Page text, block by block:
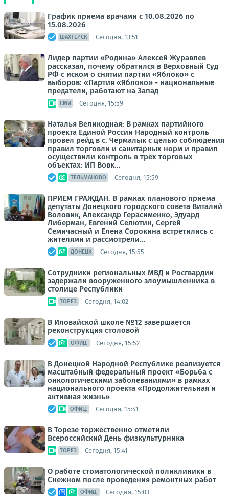
График приема врачами с 10.08.2026 по
15.08.2026
ШАХТЁРСК Сегодня, 13:51
Лидер партии «Родина» Алексей Журавлев
рассказал, почему обратился в Верховный Суд
РФ с иском о снятии партии «Яблоко» с
выборов: «Партия «Яблоко» - национальные
предатели, работают на Запад
СМИ Сегодня, 15:59
Наталья Великодная: В рамках партийного
проекта Единой России Народный контроль
провел рейд в с. Чермалык с целью соблюдения
правил торговли и санитарных норм и правил
осуществили контроль в трёх торговых
объектах: ИП Вовк...
ТЕЛЬМАНОВО Сегодня, 15:59
ПРИЕМ ГРАЖДАН. В рамках планового приема
депутаты Донецкого городского совета Виталий
Воловик, Александр Герасименко, Эдуард
Либерман, Евгений Селютин, Сергей
Семичасный и Елена Сорокина встретились с
жителями и рассмотрели...
ДОНЕЦК Сегодня, 15:55
Сотрудники региональных МВД и Росгвардии
задержали вооруженного злоумышленника в
столице Республики
ТОРЕЗ Сегодня, 14:02
В Иловайской школе №12 завершается
реконструкция столовой
ОФИЦ. Сегодня, 15:52
В Донецкой Народной Республике реализуется
масштабный федеральный проект «Борьба с
онкологическими заболеваниями» в рамках
национального проекта «Продолжительная и
активная жизнь»
ОФИЦ. Сегодня, 15:41
В Торезе торжественно отметили
Всероссийский День физкультурника
ТОРЕЗ Сегодня, 15:41
О работе стоматологической поликлиники в
Снежном после проведения ремонтных работ
ОФИЦ. Сегодня, 15:03